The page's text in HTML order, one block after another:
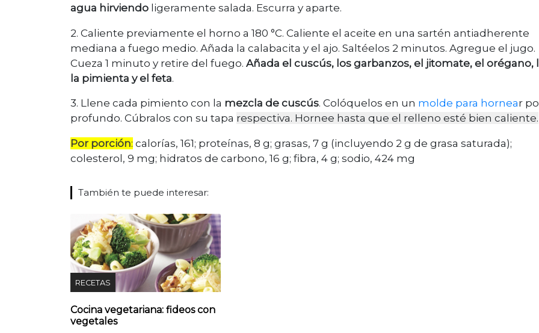
agua hirviendo ligeramente salada. Escurra y aparte.
2. Caliente previamente el horno a 180 °C. Caliente el aceite en una sartén antiadherente
mediana a fuego medio. Añada la calabacita y el ajo. Saltéelos 2 minutos. Agregue el jugo.
Cueza 1 minuto y retire del fuego. Añada el cuscús, los garbanzos, el jitomate, el orégano,
la pimienta y el feta.
3. Llene cada pimiento con la mezcla de cuscús. Colóquelos en un molde para hornear
profundo. Cúbralos con su tapa respectiva. Hornee hasta que el relleno esté bien caliente.
Por porción: calorías, 161; proteínas, 8 g; grasas, 7 g (incluyendo 2 g de grasa saturada);
colesterol, 9 mg; hidratos de carbono, 16 g; fibra, 4 g; sodio, 424 mg
También te puede interesar:
RECETAS
Cocina vegetariana: fideos con
vegetales